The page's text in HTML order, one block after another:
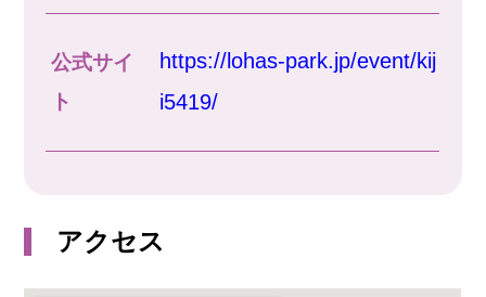
公式サイ
ト
https://lohas-park.jp/event/kij
i5419/
アクセス